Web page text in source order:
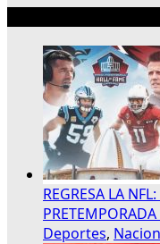
REGRESA LA
Deportes,